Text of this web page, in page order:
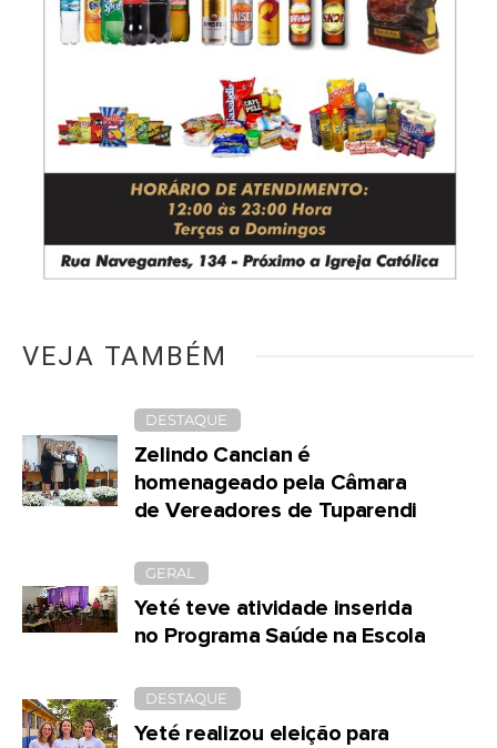
VEJA TAMBÉM
DESTAQUE
Zelindo Cancian é
homenageado pela Câmara
de Vereadores de Tuparendi
GERAL
Yeté teve atividade inserida
no Programa Saúde na Escola
DESTAQUE
Yeté realizou eleição para